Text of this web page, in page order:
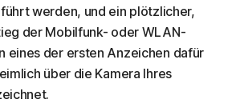
werden, und ein plötzlicher,
der Mobilfunk- oder WLAN-
eines der ersten Anzeichen dafür
über die Kamera Ihres